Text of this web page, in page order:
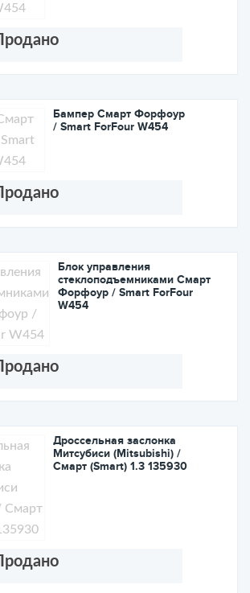
Продано
Бампер Cмарт Форфоур
/ Smart ForFour W454
Продано
Блок управления
стеклоподъемниками Cмарт
Форфоур / Smart ForFour
W454
Продано
Дроссельная заслонка
Митсубиси (Mitsubishi) /
Смарт (Smart) 1.3 135930
Продано